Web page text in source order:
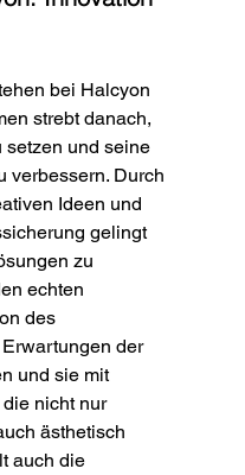
bei Halcyon
strebt danach,
setzen und seine
verbessern. Durch
Ideen und
gelingt
zu
echten
des
der
und sie mit
nicht nur
ästhetisch
auch die